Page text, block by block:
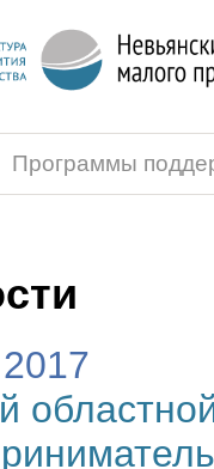
Программы